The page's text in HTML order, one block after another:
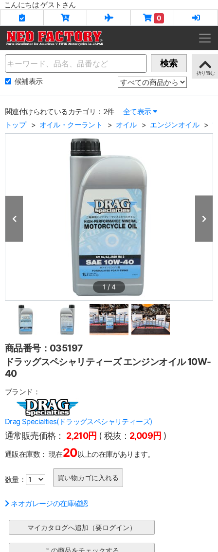
こんにちは ゲストさん
0
Name 検索
候補表示
関連付けられているカテゴリ：2件
全て表示
トップ
オイル・クーラント オイル エンジンオイル
1 /4
商品番号：035197
ドラッグスペシャリティーズ エンジンオイル 10W-
40
ブランド：
Drag Specialties(ドラッグスペシャリティーズ)
通常販売価格： 2,210円 ( 税抜： 2,009円 )
通販在庫数： 現在20以上の在庫があります。
数量：
ネオガレージの在庫確認